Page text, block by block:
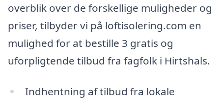
overblik over de forskellige muligheder og
priser, tilbyder vi på loftisolering.com en
mulighed for at bestille 3 gratis og
uforpligtende tilbud fra fagfolk i Hirtshals.
Indhentning af tilbud fra lokale